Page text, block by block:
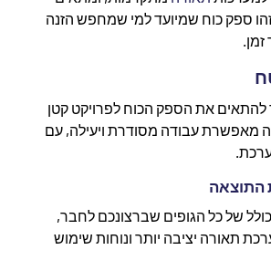
זהו ספק כוח שמיועד למי שמחפש הזנה
את הספק הכוח לפרויקט קטן
מאפשרת עבודה מסודרת ויעילה, עם
התוצאה
של כל הגופים שברצונכם לחבר,
תאורה יציבה יותר ונוחות שימוש